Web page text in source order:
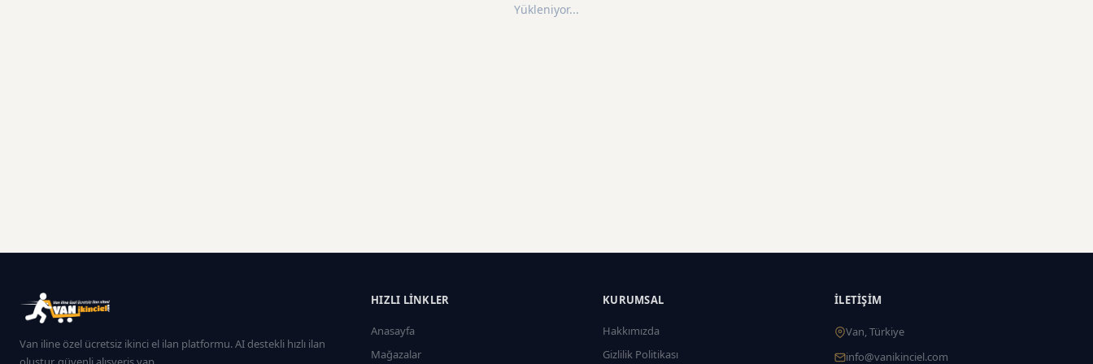
Yükleniyor...
Van iline özel ücretsiz ikinci el ilan platformu. AI destekli hızlı ilan
HIZLI LINKLER
Anasayfa
Mağazalar
KURUMSAL
Hakkımızda
Gizlilik Politikası
İLETIŞIM
Van, Türkiye
info@vanikinciel.com